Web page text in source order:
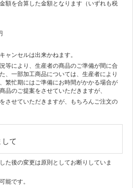
額を合算した金額となります（いずれも税
ャンセルは出来かねます。
等により、生産者の商品のご準備が間に合
、一部加工商品については、生産者により
繁忙期にはご準備にお時間がかかる場合が
品のご提案をさせていただきますが、
させていただきますが、もちろんご注文の
て
た後の変更は原則としてお断りしていま
能です。